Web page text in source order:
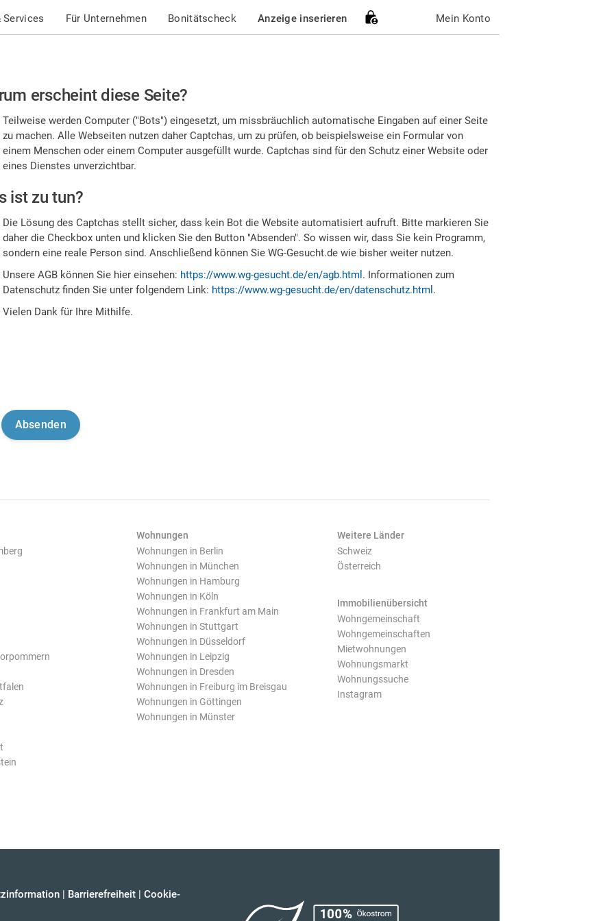
Services Für Unternehmen Bonitätscheck Anzeige inserieren Mein Konto
erscheint diese Seite?
Teilweise werden Computer ("Bots") eingesetzt, um missbräuchlich automatische Eingaben auf einer Seite
zu machen. Alle Webseiten nutzen daher Captchas, um zu prüfen, ob beispielsweise ein Formular von
einem Menschen oder einem Computer ausgefüllt wurde. Captchas sind für den Schutz einer Website oder
eines Dienstes unverzichtbar.
ist zu tun?
Die Lösung des Captchas stellt sicher, dass kein Bot die Website automatisiert aufruft. Bitte markieren Sie
daher die Checkbox unten und klicken Sie den Button "Absenden". So wissen wir, dass Sie kein Programm,
sondern eine reale Person sind. Anschließend können Sie WG-Gesucht.de wie bisher weiter nutzen.
Unsere AGB können Sie hier einsehen: https://www.wg-gesucht.de/en/agb.html . Informationen zum
Datenschutz finden Sie unter folgendem Link: https://www.wg-gesucht.de/en/datenschutz.html .
Vielen Dank für Ihre Mithilfe.
Wohnungen
Wohnungen in Berlin
Wohnungen in München
Wohnungen in Hamburg
Wohnungen in Köln
Wohnungen in Frankfurt am Main
Wohnungen in Stuttgart
Wohnungen in Düsseldorf
Wohnungen in Leipzig
Wohnungen in Dresden
Wohnungen in Freiburg im Breisgau
Wohnungen in Göttingen
Wohnungen in Münster
Weitere Länder
Schweiz
Österreich
Immobilienübersicht
Wohngemeinschaft
Wohngemeinschaften
Mietwohnungen
Wohnungsmarkt
Wohnungssuche
Instagram
| Barrierefreiheit | Cookie-